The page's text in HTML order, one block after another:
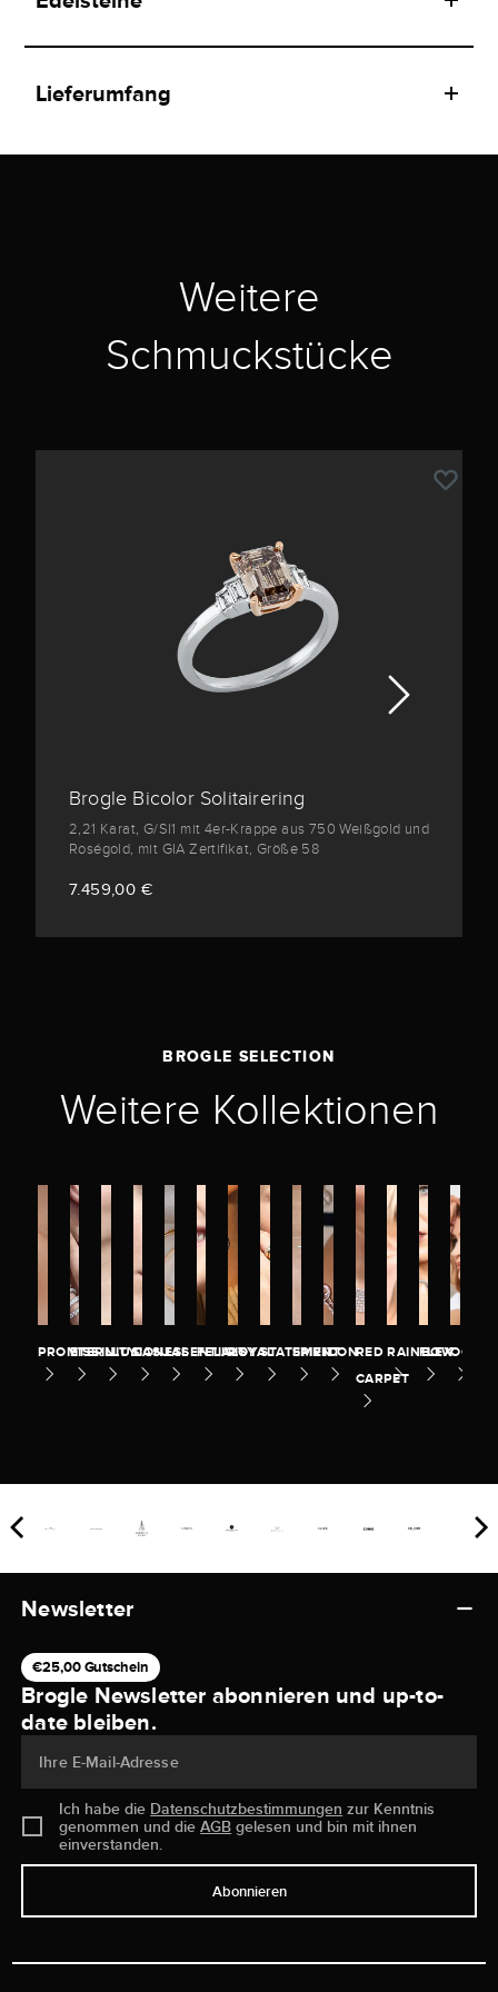
Lieferumfang
Weitere
Schmuckstücke
Brogle Bicolor Solitairering
2,21 Karat, G/SI1 mit 4er-Krappe aus 750 Weißgold und
Roségold, mit GIA Zertifikat, Größe 58
7.459,00 €
BROGLE SELECTION
Weitere Kollektionen
PROMISEETERNITY
ILLUSION
CASUALESSENTIALS
FELICITY
ROYALSTATEMENT
SPIRITICONRED
CARPET
RAINBOW
FLEX
Newsletter
€25,00 Gutschein
Brogle Newsletter abonnieren und up-to-
date bleiben.
Ihre E-Mail-Adresse
Ich habe die Datenschutzbestimmungen zur Kenntnis
genommen und dieAGB gelesen und bin mit ihnen
einverstanden.
Abonnieren